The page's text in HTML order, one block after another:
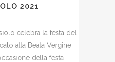
2021
celebra la festa del
alla Beata Vergine
della festa